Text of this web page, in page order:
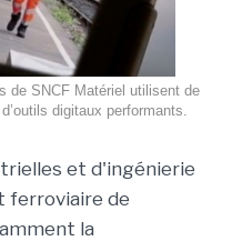
de SNCF Matériel utilisent de
digitaux performants.
et d'ingénierie
ferroviaire de
la